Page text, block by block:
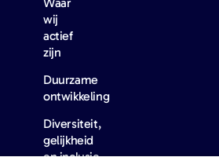
wij
actief
zijn
Duurzame
ontwikkeling
Diversiteit,
gelijkheid